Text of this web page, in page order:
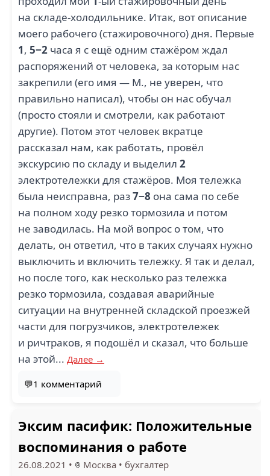
на складе-холодильнике. Итак, вот описание
моего рабочего (стажировочного) дня. Первые
1, 5−2 часа я с ещё одним стажёром ждал
распоряжений от человека, за которым нас
закрепили (его имя — М., не уверен, что
правильно написал), чтобы он нас обучал
(просто стояли и смотрели, как работают
другие). Потом этот человек вкратце
рассказал нам, как работать, провёл
экскурсию по складу и выделил 2
электротележки для стажёров. Моя тележка
была неисправна, раз7−8 она сама по себе
на полном ходу резко тормозила и потом
не заводилась. На мой вопрос о том, что
делать, он ответил, что в таких случаях нужно
выключить и включить тележку. Я так и делал,
но после того, как несколько раз тележка
резко тормозила, создавая аварийные
ситуации на внутренней складской проезжей
части для погрузчиков, электротележек
и ричтраков, я подошёл и сказал, что больше
на этой... Далее →
💬1 комментарий
Эксим пасифик: Положительные
воспоминания о работе
26.08.2021 • Москва • бухгалтер